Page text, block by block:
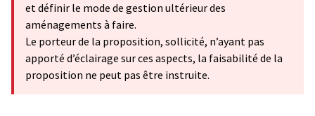
et définir le mode de gestion ultérieur des
aménagements à faire.
Le porteur de la proposition, sollicité, n’ayant pas
apporté d’éclairage sur ces aspects, la faisabilité de la
proposition ne peut pas être instruite.